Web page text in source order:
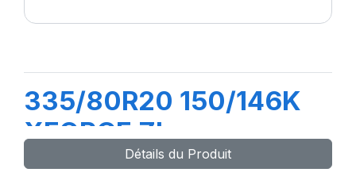
335/80R20 150/146K
XFORCE ZL
Détails du Produit